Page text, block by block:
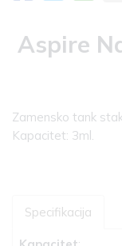
Aspire
Zamensko tank
Kapacitet: 3ml.
Specifikacija